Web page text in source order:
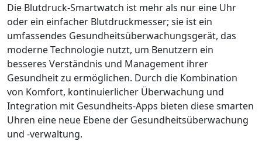
Die Blutdruck-Smartwatch ist mehr als nur eine Uhr
oder ein einfacher Blutdruckmesser; sie ist ein
umfassendes Gesundheitsüberwachungsgerät, das
moderne Technologie nutzt, um Benutzern ein
besseres Verständnis und Management ihrer
Gesundheit zu ermöglichen. Durch die Kombination
von Komfort, kontinuierlicher Überwachung und
Integration mit Gesundheits-Apps bieten diese smarten
Uhren eine neue Ebene der Gesundheitsüberwachung
und -verwaltung.